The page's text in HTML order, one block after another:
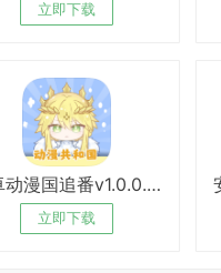
立即下载
安卓动漫国追番v1.0.0.5绿化版
立即下载